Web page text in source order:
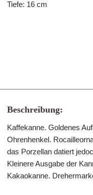
Tiefe: 16 cm
Beschreibung:
Kaffekanne. Goldenes
Ohrenhenkel.
das Porzellan datiert
Kleinere Ausgabe der
Kakaokanne.